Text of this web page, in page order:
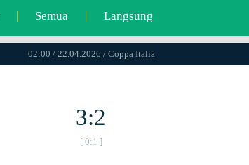
| Semua | Langsung
02:00 / 22.04.2026 / Coppa Italia
3:2
[ 0:1 ]